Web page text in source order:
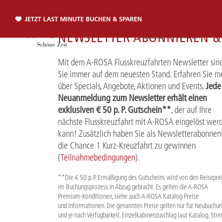
JETZT LAST MINUTE BUCHEN & SPAREN
Kreuzfahrt finden
Telefon
TELEFON
Sie erreichen uns per Telefon:
+49 381 2026001
NEWSLETTER ABONNIEREN
Mit dem A-ROSA Flusskreuzfahrten Newsletter
Sie immer auf dem neuesten Stand. Erfahren Sie
über Specials, Angebote, Aktionen und Events.Jede
Neuanmeldung zum Newsletter erhält einen
exklusiven € 50 p. P. Gutschein**, der auf Ihre
nächste Flusskreuzfahrt mit A-ROSA eingelöst
kann! Zusätzlich haben Sie als
die Chance 1 Kurz-Kreuzfahrt zu gewinnen
(Teilnahmebedingungen).
**Die € 50 p. P. Ermäßigung des Gutscheins wird von den
im Buchungsprozess in Abzug gebracht. Es gelten die A-ROSA
Premium-Konditionen, siehe auch A-ROSA Katalog Preise
und Informationen. Die genannten Preise gelten nur für
und je nach Verfügbarkeit. Einzelkabinenzuschlag laut Katalog.